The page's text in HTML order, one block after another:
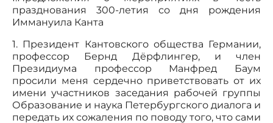
празднования 300-летия со дня рождения
Иммануила Канта
1. Президент Кантовского общества Германии,
профессор Бернд Дёрфлингер, и член
Президиума профессор Манфред Баум
просили меня сердечно приветствовать от их
имени участников заседания рабочей группы
Образование и наука Петербургского диалога и
передать их сожаления по поводу того, что сами